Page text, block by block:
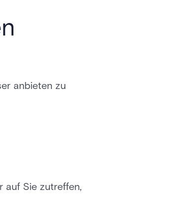
anbieten zu
auf Sie zutreffen,